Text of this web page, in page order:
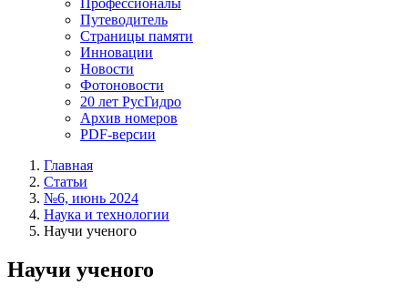
Профессионалы
Путеводитель
Страницы памяти
Инновации
Новости
Фотоновости
20 лет РусГидро
Архив номеров
PDF-версии
Главная
Статьи
№6, июнь 2024
Наука и технологии
Научи ученого
Научи ученого